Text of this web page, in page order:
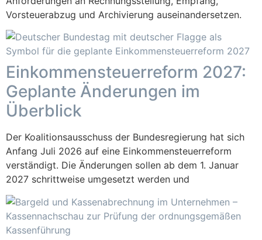
Vorsteuerabzug und Archivierung auseinandersetzen.
Einkommensteuerreform 2027:
Geplante Änderungen im
Überblick
Der Koalitionsausschuss der Bundesregierung hat sich
Anfang Juli 2026 auf eine Einkommensteuerreform
verständigt. Die Änderungen sollen ab dem 1. Januar
2027 schrittweise umgesetzt werden und